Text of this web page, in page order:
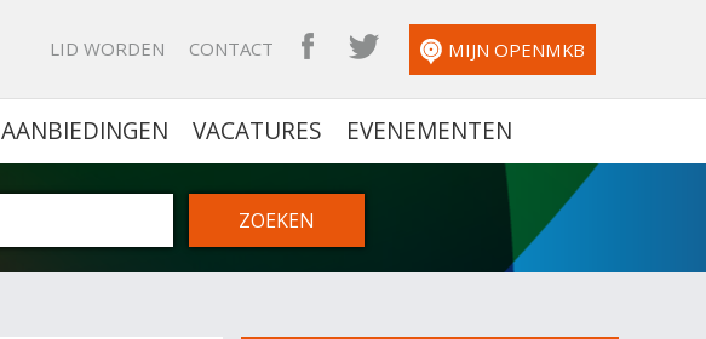
LID WORDEN CONTACT OPENMKB FACEBOOK
OPENMKB TWITTER
MIJN OPENMKB
AANBIEDINGEN VACATURES EVENEMENTEN